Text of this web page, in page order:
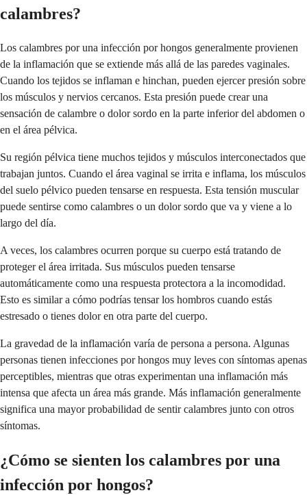
calambres?
Los calambres por una infección por hongos generalmente provienen
de la inflamación que se extiende más allá de las paredes vaginales.
Cuando los tejidos se inflaman e hinchan, pueden ejercer presión sobre
los músculos y nervios cercanos. Esta presión puede crear una
sensación de calambre o dolor sordo en la parte inferior del abdomen o
en el área pélvica.
Su región pélvica tiene muchos tejidos y músculos interconectados que
trabajan juntos. Cuando el área vaginal se irrita e inflama, los músculos
del suelo pélvico pueden tensarse en respuesta. Esta tensión muscular
puede sentirse como calambres o un dolor sordo que va y viene a lo
largo del día.
A veces, los calambres ocurren porque su cuerpo está tratando de
proteger el área irritada. Sus músculos pueden tensarse
automáticamente como una respuesta protectora a la incomodidad.
Esto es similar a cómo podrías tensar los hombros cuando estás
estresado o tienes dolor en otra parte del cuerpo.
La gravedad de la inflamación varía de persona a persona. Algunas
personas tienen infecciones por hongos muy leves con síntomas apenas
perceptibles, mientras que otras experimentan una inflamación más
intensa que afecta un área más grande. Más inflamación generalmente
significa una mayor probabilidad de sentir calambres junto con otros
síntomas.
¿Cómo se sienten los calambres por una
infección por hongos?